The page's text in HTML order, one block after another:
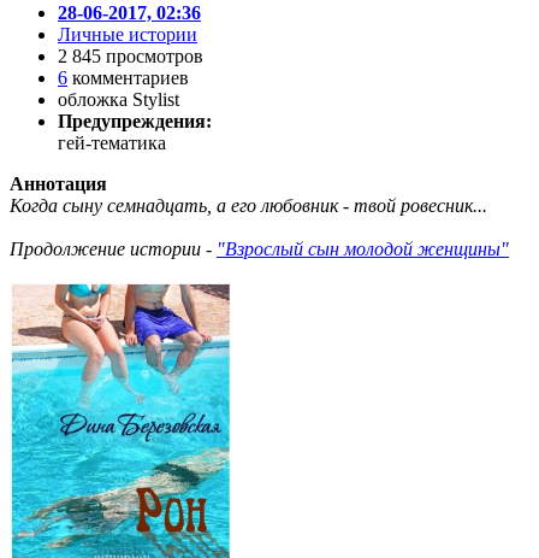
28-06-2017, 02:36
Личные истории
2 845 просмотров
6 комментариев
обложка Stylist
Предупреждения:
гей-тематика
Аннотация
Когда сыну семнадцать, а его любовник - твой ровесник...
Продолжение истории - ​ "Взрослый сын молодой женщины"